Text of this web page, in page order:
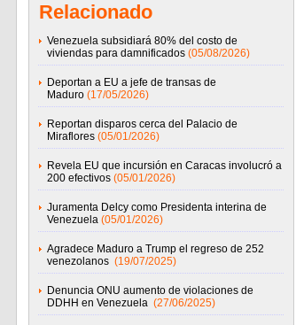
Relacionado
Venezuela subsidiará 80% del costo de
viviendas para damnificados (05/08/2026)
Deportan a EU a jefe de transas de
Maduro (17/05/2026)
Reportan disparos cerca del Palacio de
Miraflores (05/01/2026)
Revela EU que incursión en Caracas involucró a
200 efectivos (05/01/2026)
Juramenta Delcy como Presidenta interina de
Venezuela (05/01/2026)
Agradece Maduro a Trump el regreso de 252
venezolanos (19/07/2025)
Denuncia ONU aumento de violaciones de
DDHH en Venezuela (27/06/2025)